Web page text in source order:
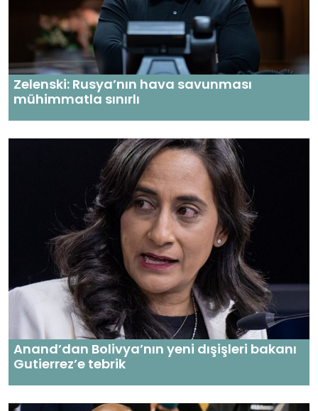
Zelenski: Rusya’nın hava savunması
mühimmatla sınırlı
Anand’dan Bolivya’nın yeni dışişleri bakanı
Gutierrez’e tebrik